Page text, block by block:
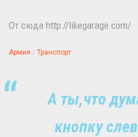
От сюда http://likegarage.com/
Армия / Транспорт
А ты,что
кнопку